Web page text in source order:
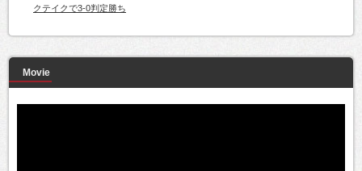
クテイクで3-0判定勝ち
Movie